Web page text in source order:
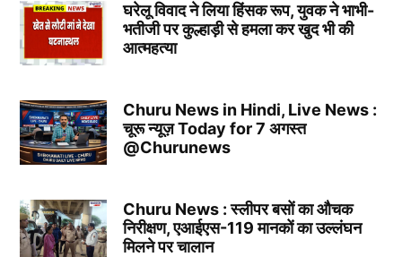
घरेलू विवाद ने लिया हिंसक रूप, युवक ने भाभी-
भतीजी पर कुल्हाड़ी से हमला कर खुद भी की
आत्महत्या
Churu News in Hindi, Live News :
चूरू न्यूज़ Today for 7 अगस्त
@Churunews
Churu News : स्लीपर बसों का औचक
निरीक्षण, एआईएस-119 मानकों का उल्लंघन
मिलने पर चालान